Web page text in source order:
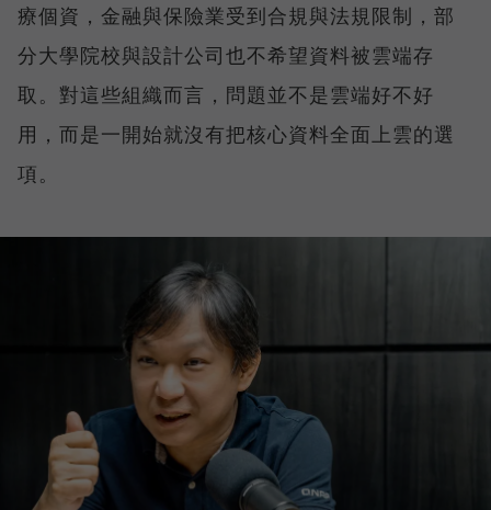
療個資，金融與保險業受到合規與法規限制，部
分大學院校與設計公司也不希望資料被雲端存
取。對這些組織而言，問題並不是雲端好不好
用，而是一開始就沒有把核心資料全面上雲的選
項。